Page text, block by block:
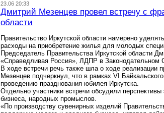
23.06 20:33
Дмитрий Мезенцев провел встречу с
области
Правительство Иркутской области намерено
расходы на приобретение жилья для молодых
Председатель Правительства Иркутской области
«Справедливая Россия», ЛДПР в Законодательном
В ходе встречи речь также шла о ходе реализации
Мезенцев подчеркнул, что в рамках VI
проведению празднования юбилея Иркутска.
Отдельно участники встречи обсудили
бизнеса, народных промыслов.
«По производству сувенирных изделий